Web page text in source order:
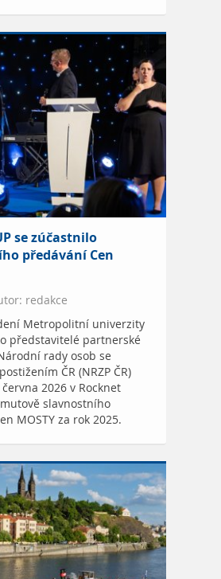
se zúčastnilo
předávání Cen
redakce
Metropolitní univerzity
představitelé partnerské
rady osob se
ČR (NRZP ČR)
2026 v Rocknet
slavnostního
MOSTY za rok 2025.